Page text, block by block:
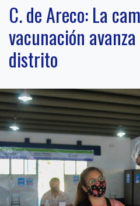
C. de Areco: La
vacunación
distrito